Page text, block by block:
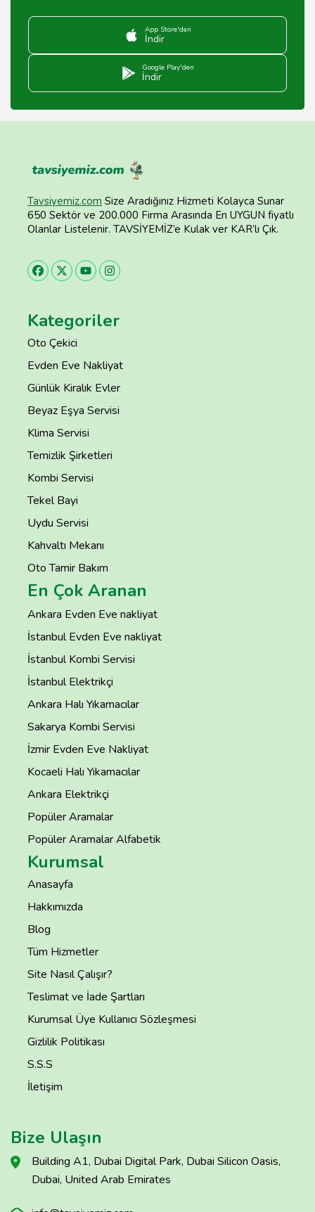
App Store'dan
İndir
Google Play'den
İndir
Tavsiyemiz.com Size Aradığınız Hizmeti Kolayca Sunar
650 Sektör ve 200.000 Firma Arasında En UYGUN fiyatlı
Olanlar Listelenir. TAVSİYEMİZ’e Kulak ver KAR’lı Çık.
Kategoriler
Oto Çekici
Evden Eve Nakliyat
Günlük Kiralık Evler
Beyaz Eşya Servisi
Klima Servisi
Temizlik Şirketleri
Kombi Servisi
Tekel Bayi
Uydu Servisi
Kahvaltı Mekanı
Oto Tamir Bakım
En Çok Aranan
Ankara Evden Eve nakliyat
İstanbul Evden Eve nakliyat
İstanbul Kombi Servisi
İstanbul Elektrikçi
Ankara Halı Yıkamacılar
Sakarya Kombi Servisi
İzmir Evden Eve Nakliyat
Kocaeli Halı Yıkamacılar
Ankara Elektrikçi
Popüler Aramalar
Popüler Aramalar Alfabetik
Kurumsal
Anasayfa
Hakkımızda
Blog
Tüm Hizmetler
Site Nasıl Çalışır?
Teslimat ve İade Şartları
Kurumsal Üye Kullanıcı Sözleşmesi
Gizlilik Politikası
S.S.S
İletişim
Bize Ulaşın
Building A1, Dubai Digital Park, Dubai Silicon Oasis,
Dubai, United Arab Emirates